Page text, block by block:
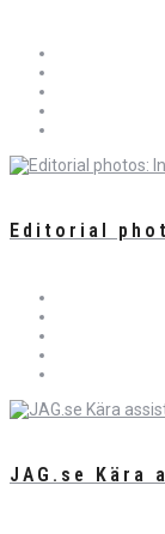
Editorial
JAG.se Kära